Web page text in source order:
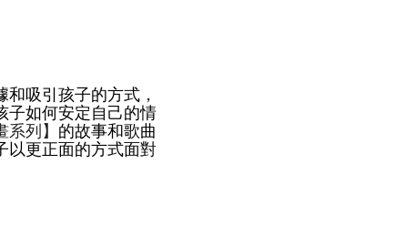
和吸引孩子的方式，
子如何安定自己的情
系列】 的故事和歌曲
以更正面的方式面對